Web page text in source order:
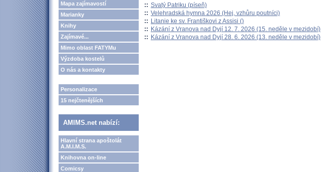
Mapa zajímavostí
Marianky
Knihy
Zajímavé...
Mimo oblast FATYMu
Výzdoba kostelů
O nás a kontakty
Personalizace
15 nejčtenějších
AMIMS.net nabízí:
Hlavní strana apoštolát
A.M.I.M.S.
Knihovna on-line
Comicsy
:: Svatý Patriku (píseň)
:: Velehradská hymna 2026 (Hej, vzhůru poutníci)
:: Litanie ke sv. Františkovi z Assisi ()
:: Kázání z Vranova nad Dyjí 12. 7. 2026 (15. neděle v mezidobí)
:: Kázání z Vranova nad Dyjí 28. 6. 2026 (13. neděle v mezidobí)